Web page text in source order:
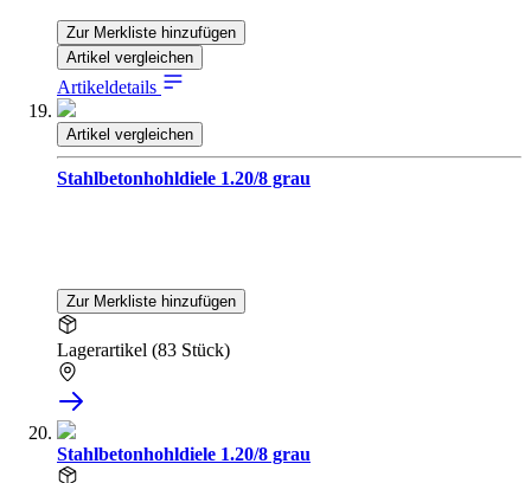
Zur Merkliste hinzufügen
Artikel vergleichen
Artikeldetails
Artikel vergleichen
Stahlbetonhohldiele 1.20/8 grau
Zur Merkliste hinzufügen
Lagerartikel (83 Stück)
Stahlbetonhohldiele 1.20/8 grau